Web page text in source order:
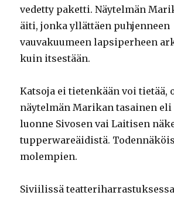
vedetty paketti. Näytelmän
äiti, jonka yllättäen puhjenneen
vauvakuumeen lapsiperheen
kuin itsestään.
Katsoja ei tietenkään voi tietää,
näytelmän Marikan tasainen
luonne Sivosen vai Laitisen
tupperwareäidistä.
molempien.
Siviilissä